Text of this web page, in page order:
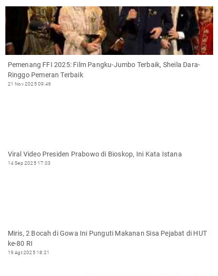
Pemenang FFI 2025: Film Pangku-Jumbo Terbaik, Sheila Dara-
Ringgo Pemeran Terbaik
21 Nov 2025 09:46
Viral Video Presiden Prabowo di Bioskop, Ini Kata Istana
14 Sep 2025 17:03
Miris, 2 Bocah di Gowa Ini Punguti Makanan Sisa Pejabat di HUT
ke-80 RI
19 Agt 2025 18:21